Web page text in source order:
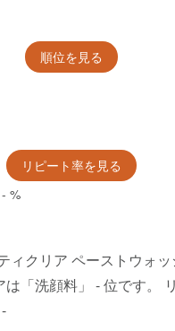
順位を見る
リピート率を見る
- %
ィクリア ペーストウォ
「洗顔料」 -位です。
-